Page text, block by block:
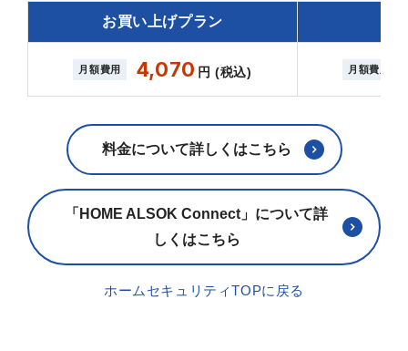
お買い上げプラン
月額費用 4,070 円 (税込) 月額費用
料金について詳しくはこちら
「HOME ALSOK Connect」について詳
しくはこちら
ホームセキュリティTOPに戻る